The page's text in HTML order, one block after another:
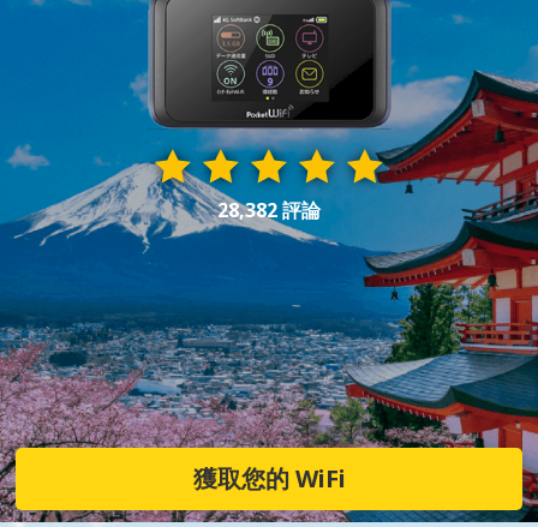
28,382 評論
獲取您的 WiFi